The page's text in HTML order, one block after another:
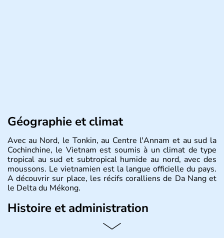
Géographie et climat
Avec au Nord, le Tonkin, au Centre l'Annam et au sud la
Cochinchine, le Vietnam est soumis à un climat de type
tropical au sud et subtropical humide au nord, avec des
moussons. Le vietnamien est la langue officielle du pays.
A découvrir sur place, les récifs coralliens de Da Nang et
le Delta du Mékong.
Histoire et administration
Pays d'Asie du Sud-Est situé sur l'est de la péninsule